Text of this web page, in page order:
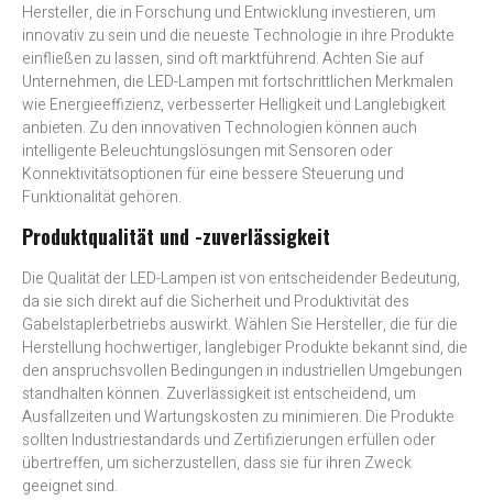
Hersteller, die in Forschung und Entwicklung investieren, um
innovativ zu sein und die neueste Technologie in ihre Produkte
einfließen zu lassen, sind oft marktführend. Achten Sie auf
Unternehmen, die LED-Lampen mit fortschrittlichen Merkmalen
wie Energieeffizienz, verbesserter Helligkeit und Langlebigkeit
anbieten. Zu den innovativen Technologien können auch
intelligente Beleuchtungslösungen mit Sensoren oder
Konnektivitätsoptionen für eine bessere Steuerung und
Funktionalität gehören.
Produktqualität und -zuverlässigkeit
Die Qualität der LED-Lampen ist von entscheidender Bedeutung,
da sie sich direkt auf die Sicherheit und Produktivität des
Gabelstaplerbetriebs auswirkt. Wählen Sie Hersteller, die für die
Herstellung hochwertiger, langlebiger Produkte bekannt sind, die
den anspruchsvollen Bedingungen in industriellen Umgebungen
standhalten können. Zuverlässigkeit ist entscheidend, um
Ausfallzeiten und Wartungskosten zu minimieren. Die Produkte
sollten Industriestandards und Zertifizierungen erfüllen oder
übertreffen, um sicherzustellen, dass sie für ihren Zweck
geeignet sind.